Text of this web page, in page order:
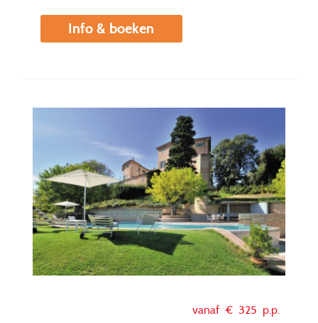
Info & boeken
vanaf € 325 p.p.